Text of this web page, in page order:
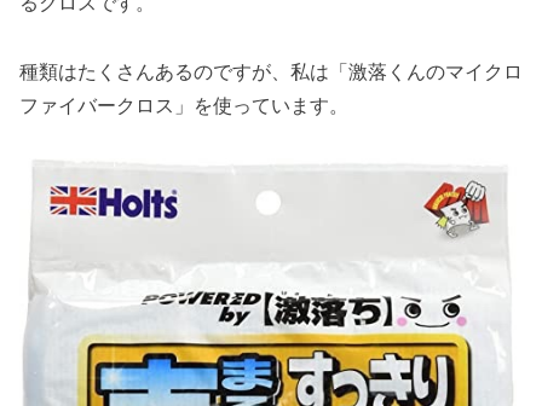
種類はたくさんあるのですが、私は「激落くんのマイクロ
ファイバークロス」を使っています。